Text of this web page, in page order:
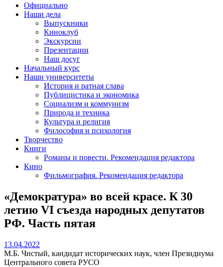
Официально
Наши дела
Выпускники
Киноклуб
Экскурсии
Презентации
Наш досуг
Начальный курс
Наши университеты
История и ратная слава
Публицистика и экономика
Социализм и коммунизм
Природа и техника
Культура и религия
Философия и психология
Творчество
Книги
Романы и повести. Рекомендация редактора
Кино
Фильмография. Рекомендация редактора
«Демократура» во всей красе. К 30
летию VI съезда народных депутатов
РФ. Часть пятая
13.04.2022
М.Б. Чистый, кандидат исторических наук, член Президиума
Центрального совета РУСО